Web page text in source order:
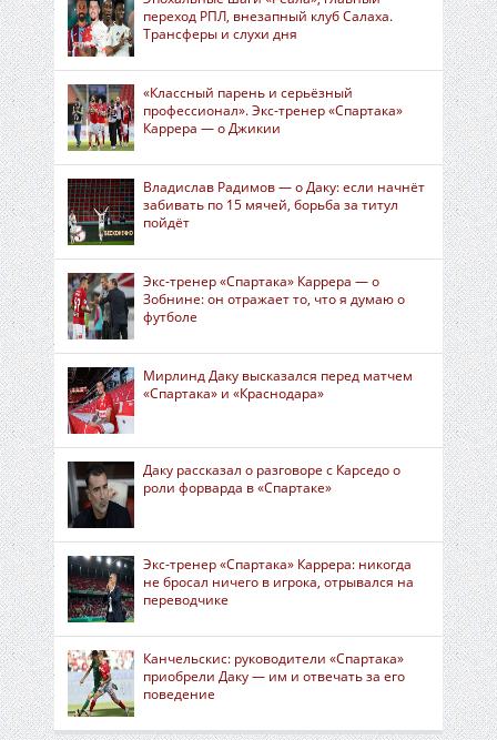
переход РПЛ, внезапный клуб Салаха.
Трансферы и слухи дня
«Классный парень и серьёзный
профессионал». Экс-тренер «Спартака»
Каррера — о Джикии
Владислав Радимов — о Даку: если начнёт
забивать по 15 мячей, борьба за титул
пойдёт
Экс-тренер «Спартака» Каррера — о
Зобнине: он отражает то, что я думаю о
футболе
Мирлинд Даку высказался перед матчем
«Спартака» и «Краснодара»
Даку рассказал о разговоре с Карседо о
роли форварда в «Спартаке»
Экс-тренер «Спартака» Каррера: никогда
не бросал ничего в игрока, отрывался на
переводчике
Канчельскис: руководители «Спартака»
приобрели Даку — им и отвечать за его
поведение